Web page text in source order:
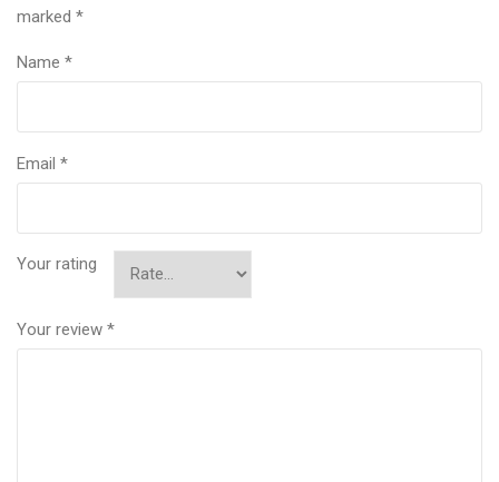
marked *
Name *
Email *
Your rating
Your review *